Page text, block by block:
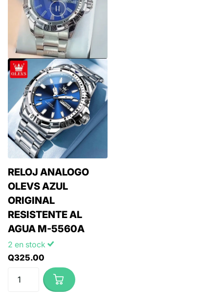
RELOJ ANALOGO
OLEVS AZUL
ORIGINAL
RESISTENTE AL
AGUA M-5560A
2 en stock
Q325.00